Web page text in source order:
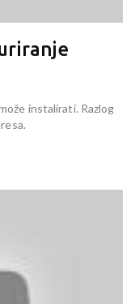
instalirati. Razlog